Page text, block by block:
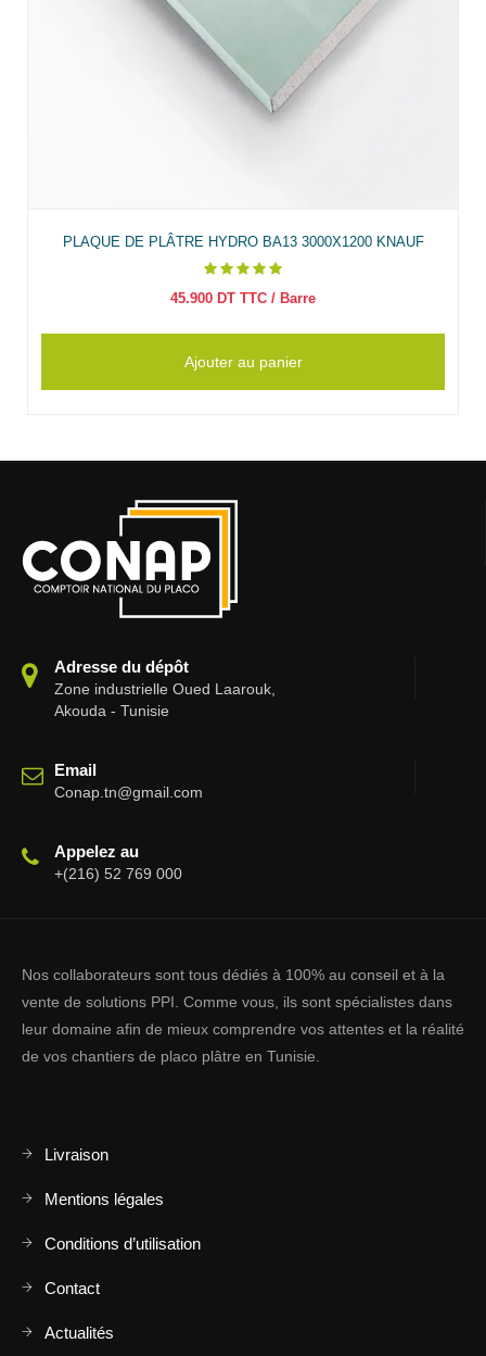
PLAQUE DE PLÂTRE HYDRO BA13 3000X1200 KNAUF
45.900 DT TTC / Barre
Ajouter au panier
Adresse du dépôt
Zone industrielle Oued Laarouk,
Akouda - Tunisie
Email
Conap.tn@gmail.com
Appelez au
+(216) 52 769 000
Nos collaborateurs sont tous dédiés à 100% au conseil et à la
vente de solutions PPI. Comme vous, ils sont spécialistes dans
leur domaine afin de mieux comprendre vos attentes et la réalité
de vos chantiers de placo plâtre en Tunisie.
Livraison
Mentions légales
Conditions d’utilisation
Contact
Actualités